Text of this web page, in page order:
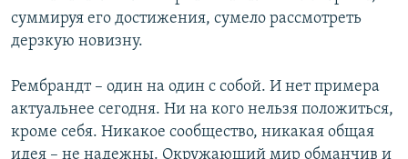
суммируя его достижения, сумело рассмотреть
дерзкую новизну.
Рембрандт – один на один с собой. И нет примера
актуальнее сегодня. Ни на кого нельзя положиться,
кроме себя. Никакое сообщество, никакая общая
идея – не надежны. Окружающий мир обманчив и